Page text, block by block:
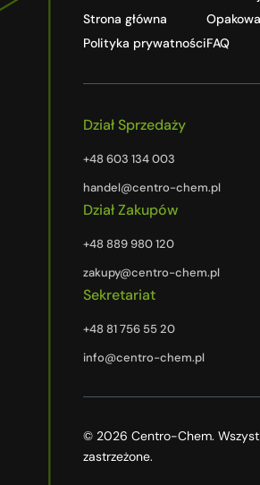
Strona główna
Polityka prywatnościFAQ
Dział Sprzedaży
+48 603 134 003
handel@centro-chem.pl
Dział Zakupów
+48 889 980 120
zakupy@centro-chem.pl
Sekretariat
+48 81 756 55 20
info@centro-chem.pl
© 2026 Centro-Chem.
zastrzeżone.